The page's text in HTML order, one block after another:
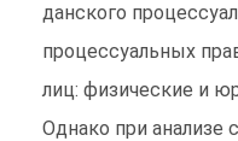
данского
процессуальных
лиц: физические и
Однако при анализе